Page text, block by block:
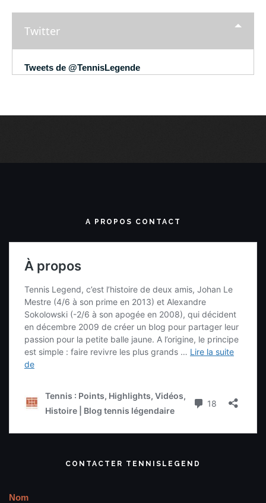
Twitter
Tweets de @TennisLegende
A PROPOS CONTACT
CONTACTER TENNISLEGEND
Nom